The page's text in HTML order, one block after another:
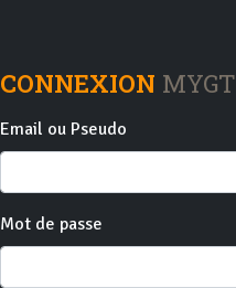
CONNEXION MYGT
Email ou Pseudo
Mot de passe